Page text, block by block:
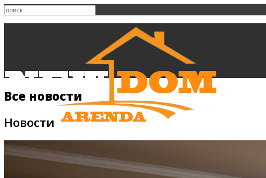
Все новости
Новости